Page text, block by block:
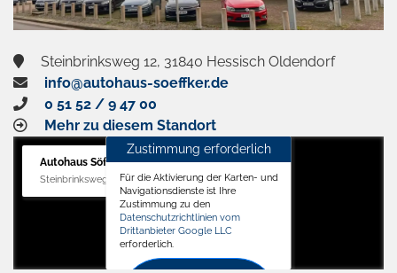
Steinbrinksweg 12, 31840 Hessisch Oldendorf
info@autohaus-soeffker.de
0 51 52 / 9 47 00
Mehr zu diesem Standort
Autohaus Söffker GmbH
Steinbrinksweg 12, 31840 Hessisch Oldendorf
Zustimmung erforderlich
Für die Aktivierung der Karten- und
Navigationsdienste ist Ihre
Zustimmung zu den
Datenschutzrichtlinien vom
Drittanbieter Google LLC
erforderlich.